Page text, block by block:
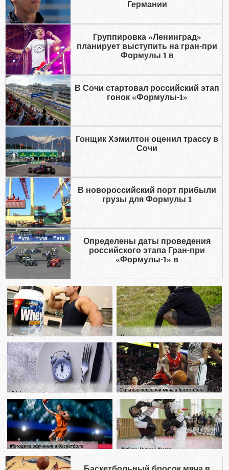
Германии
Группировка «Ленинград»
планирует выступить на гран-при
Формулы 1 в
В Сочи стартовал российский этап
гонок «Формулы-1»
Гонщик Хэмилтон оценил трассу в
Сочи
В новороссийский порт прибыли
грузы для Формулы 1
Определены даты проведения
российского этапа Гран-при
«Формулы-1» в